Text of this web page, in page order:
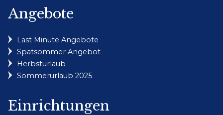
Angebote
Last Minute Angebote
Spätsommer Angebot
Herbsturlaub
Sommerurlaub 2025
Einrichtungen